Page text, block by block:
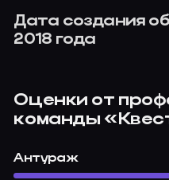
Дата создания
2018 года
Оценки от
команды
Антураж